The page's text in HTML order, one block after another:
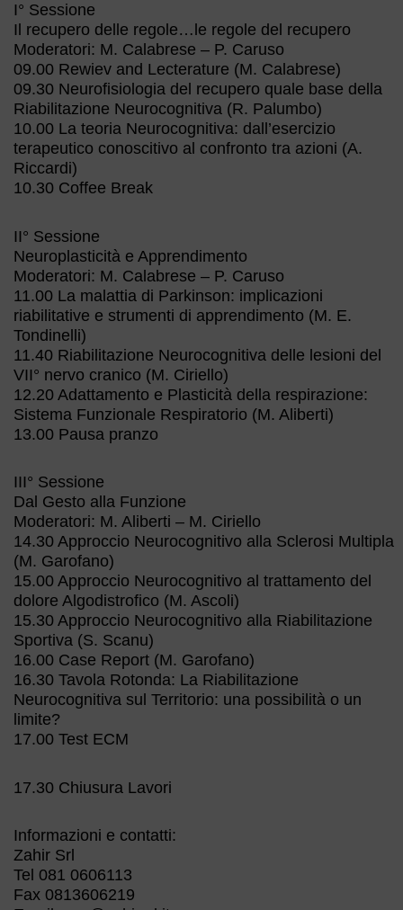
I° Sessione
Il recupero delle regole…le regole del recupero
Moderatori: M. Calabrese – P. Caruso
09.00 Rewiev and Lecterature (M. Calabrese)
09.30 Neurofisiologia del recupero quale base della
Riabilitazione Neurocognitiva (R. Palumbo)
10.00 La teoria Neurocognitiva: dall’esercizio
terapeutico conoscitivo al confronto tra azioni (A.
Riccardi)
10.30 Coffee Break
II° Sessione
Neuroplasticità e Apprendimento
Moderatori: M. Calabrese – P. Caruso
11.00 La malattia di Parkinson: implicazioni
riabilitative e strumenti di apprendimento (M. E.
Tondinelli)
11.40 Riabilitazione Neurocognitiva delle lesioni del
VII° nervo cranico (M. Ciriello)
12.20 Adattamento e Plasticità della respirazione:
Sistema Funzionale Respiratorio (M. Aliberti)
13.00 Pausa pranzo
III° Sessione
Dal Gesto alla Funzione
Moderatori: M. Aliberti – M. Ciriello
14.30 Approccio Neurocognitivo alla Sclerosi Multipla
(M. Garofano)
15.00 Approccio Neurocognitivo al trattamento del
dolore Algodistrofico (M. Ascoli)
15.30 Approccio Neurocognitivo alla Riabilitazione
Sportiva (S. Scanu)
16.00 Case Report (M. Garofano)
16.30 Tavola Rotonda: La Riabilitazione
Neurocognitiva sul Territorio: una possibilità o un
limite?
17.00 Test ECM
17.30 Chiusura Lavori
Informazioni e contatti:
Zahir Srl
Tel 081 0606113
Fax 0813606219